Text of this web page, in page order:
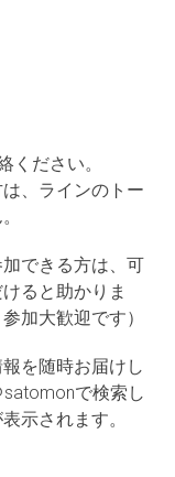
ださい。
、ラインのトー
できる方は、可
ると助かりま
加大歓迎です）
を随時お届けし
で検索し
示されます。